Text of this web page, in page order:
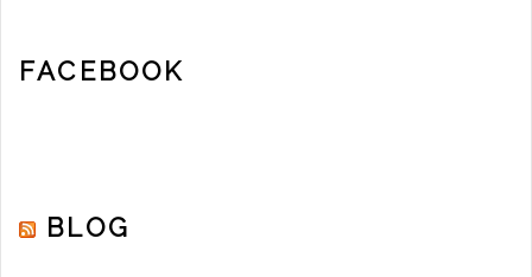
FACEBOOK
BLOG